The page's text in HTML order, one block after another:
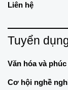
Liên hệ
Tuyển
Văn hóa và
Cơ hội nghề